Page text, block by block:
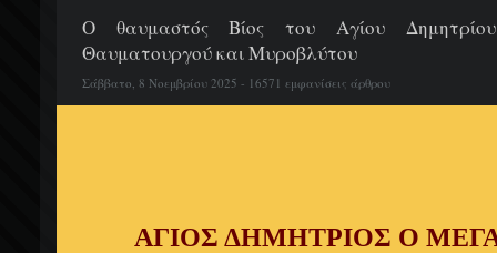
Ο θαυμαστός Βίος του Αγίου
Θαυματουργού και Μυροβλύτου
Σάββατο, 8 Νοεμβρίου 2025 - 16571 εμφανίσεις άρθρου
ΑΓΙΟΣ ΔΗΜΗΤΡΙΟΣ Ο